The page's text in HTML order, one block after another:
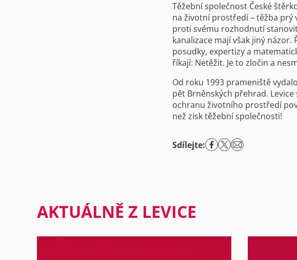
Těžební společnost České
na životní prostředí – těžba
proti svému rozhodnutí
kanalizace mají však jiný názor.
posudky, expertizy a
říkají: Netěžit. Je to zločin a
Od roku 1993 prameniště
pět Brněnských přehrad.
ochranu životního prostředí
než zisk těžební společnosti!
Sdílejte:
AKTUÁLNĚ Z LEVICE